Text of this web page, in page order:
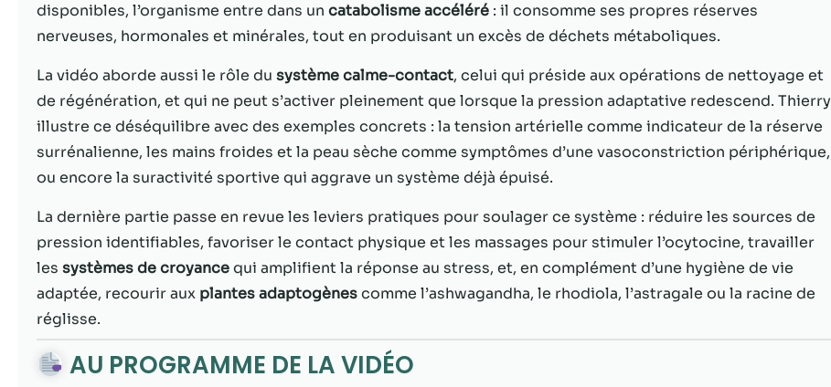
disponibles, l’organisme entre dans un catabolisme accéléré : il consomme ses propres réserves
nerveuses, hormonales et minérales, tout en produisant un excès de déchets métaboliques.
La vidéo aborde aussi le rôle du système calme-contact, celui qui préside aux opérations de nettoyage et
de régénération, et qui ne peut s’activer pleinement que lorsque la pression adaptative redescend. Thierry
illustre ce déséquilibre avec des exemples concrets : la tension artérielle comme indicateur de la réserve
surrénalienne, les mains froides et la peau sèche comme symptômes d’une vasoconstriction périphérique,
ou encore la suractivité sportive qui aggrave un système déjà épuisé.
La dernière partie passe en revue les leviers pratiques pour soulager ce système : réduire les sources de
pression identifiables, favoriser le contact physique et les massages pour stimuler l’ocytocine, travailler
les systèmes de croyancequi amplifient la réponse au stress, et, en complément d’une hygiène de vie
adaptée, recourir aux plantes adaptogènescomme l’ashwagandha, le rhodiola, l’astragale ou la racine de
réglisse.
AU PROGRAMME DE LA VIDÉO
fonctionne
aussi bien que
de votre visite.
Si vous refusez
ces cookies,
certaines
fonctionnalités
Marketing
En partageant
votre intérêt et